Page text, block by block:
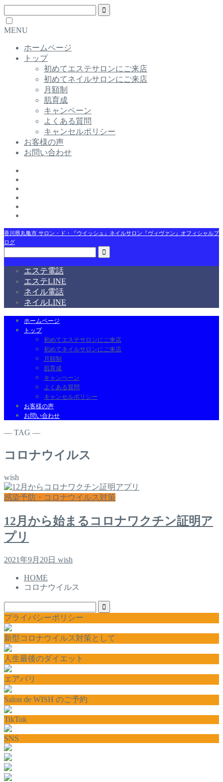
MENU
ホームページ
トップ
初めてエステサロンにご来店
初めてネイルサロンにご来店
月額制
肌育成
キャンペーン
よくある質問
キャンセルポリシー
お客様の声
お問い合わせ
香川県丸亀市 サロン・ド・『ウイッシュ』ネイルサロン『ヴィヴァン』オフィシャルブ
ログ
エステ電話
エステLINE
ネイル電話
ネイルLINE
ホームページ
トップ
初めてエステサロンにご来店
初めてネイルサロンにご来店
月額制
肌育成
キャンペーン
よくある質問
キャンセルポリシー
お客様の声
お問い合わせ
― TAG ―
コロナウイルス
wish
感染予防・コロナウイルス対策
12月から始まるコロナワクチン証明ア
プリ
2021年9月20日 wish
HOME
コロナウイルス
プライバシーポリシー
新型コロナウイルス対策として
人生最後のダイエット
エアバリ
Salon de WISH のご予約
TikTok
SNS